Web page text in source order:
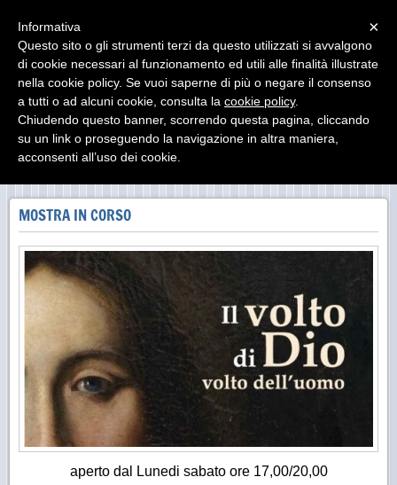
MUseo DIocesano Agrigento
Il Museo Diocesano di Agrigento ha sede presso il
Palazzo Arcivescovile
CHIESA S. LORENZO_POLO MUDIA
MOSTRA IN CORSO
aperto dal Lunedi sabato ore 17,00/20,00
×
Informativa
Questo sito o gli strumenti terzi da questo utilizzati si avvalgono
di cookie necessari al funzionamento ed utili alle finalità illustrate
nella cookie policy. Se vuoi saperne di più o negare il consenso
a tutti o ad alcuni cookie, consulta la cookie policy.
Chiudendo questo banner, scorrendo questa pagina, cliccando
su un link o proseguendo la navigazione in altra maniera,
acconsenti all’uso dei cookie.